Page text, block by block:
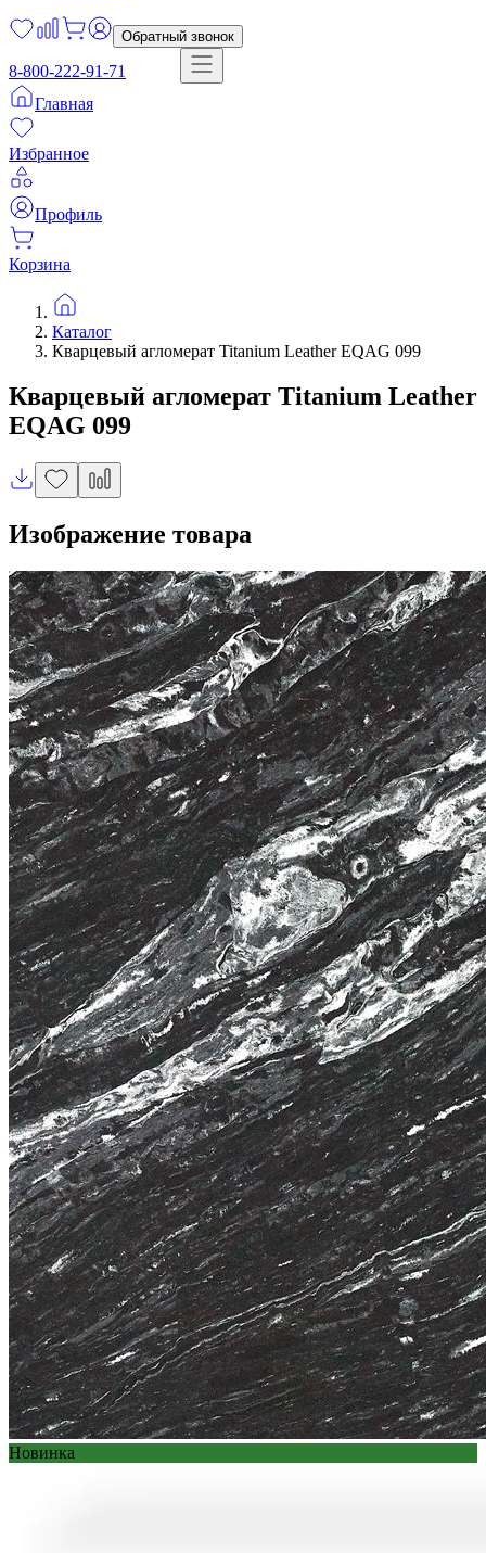
Обратный звонок
8-800-222-91-71
Главная
Избранное
Профиль
Корзина
Каталог
Кварцевый агломерат Titanium Leather EQAG 099
Кварцевый агломерат Titanium Leather
EQAG 099
Изображение товара
Новинка